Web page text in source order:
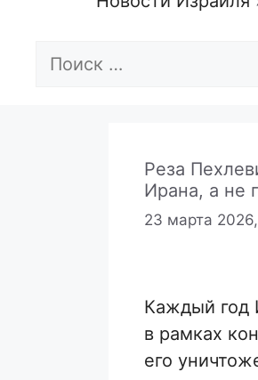
Поиск:
Реза
Ирана, а не
23 марта
Каждый год
в рамках
его